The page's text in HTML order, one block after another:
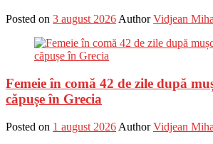
Posted on 3 august 2026 Author Vidjean
Femeie în comă 42 de zile după
căpușe în Grecia
Posted on 1 august 2026 Author Vidjean